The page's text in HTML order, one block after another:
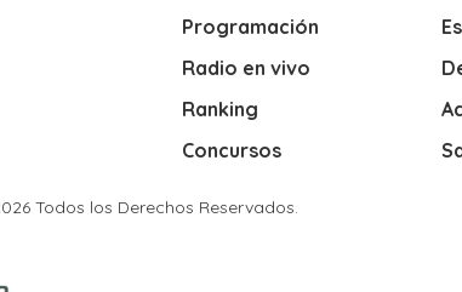
Programación
Radio en vivo
Ranking
Concursos
Todos los Derechos Reservados.